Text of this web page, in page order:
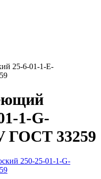
25-6-01-1-Е-
1-G-
ГОСТ 33259